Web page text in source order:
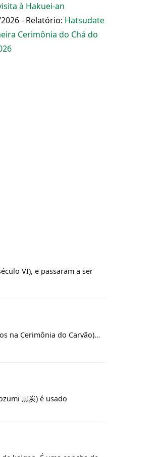
à Hakuei-an
- Relatório: Hatsudate
Cerimônia do Chá do
VI), e passaram a ser
na Cerimônia do Carvão)…
黒炭) é usado